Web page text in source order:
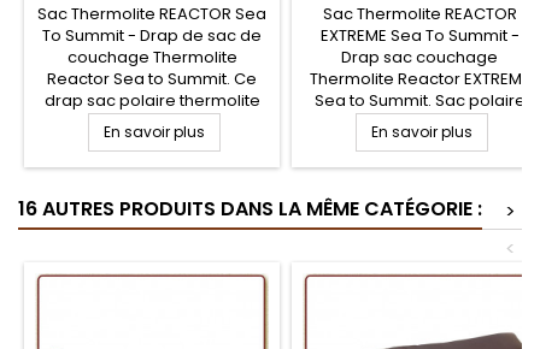
Sac Thermolite REACTOR Sea
To Summit - Drap de sac de
couchage Thermolite
Reactor Sea to Summit. Ce
drap sac polaire thermolite
(tissu doux, extensible et
confortable) est plus
compact qu'un drap polaire.
augmente la température
confort dans votre sac
En savoir plus
Sac Thermolite REACTOR
EXTREME Sea To Summit -
Drap sac couchage
Thermolite Reactor EXTREME
Sea to Summit. Sac polaire
thermolite (tissu doux,
extensible et confortable) est
plus compact qu'un drap
Reactor augmente la
température confort dans
votre sac couchage de
+14°C
En savoir plus
16 AUTRES PRODUITS DANS LA MÊME CATÉGORIE :
>
<